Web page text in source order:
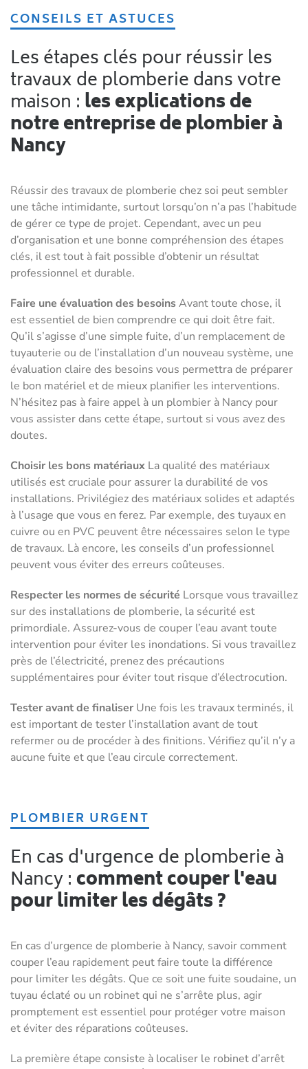
CONSEILS ET ASTUCES
Les étapes clés pour réussir les
travaux de plomberie dans votre
maison : les explications de
notre entreprise de plombier à
Nancy
Réussir des travaux de plomberie chez soi peut sembler
une tâche intimidante, surtout lorsqu’on n’a pas l’habitude
de gérer ce type de projet. Cependant, avec un peu
d’organisation et une bonne compréhension des étapes
clés, il est tout à fait possible d’obtenir un résultat
professionnel et durable.
Faire une évaluation des besoinsAvant toute chose, il
est essentiel de bien comprendre ce qui doit être fait.
Qu’il s’agisse d’une simple fuite, d’un remplacement de
tuyauterie ou de l’installation d’un nouveau système, une
évaluation claire des besoins vous permettra de préparer
le bon matériel et de mieux planifier les interventions.
N’hésitez pas à faire appel à un plombier à Nancy pour
vous assister dans cette étape, surtout si vous avez des
doutes.
Choisir les bons matériaux La qualité des matériaux
utilisés est cruciale pour assurer la durabilité de vos
installations. Privilégiez des matériaux solides et adaptés
à l’usage que vous en ferez. Par exemple, des tuyaux en
cuivre ou en PVC peuvent être nécessaires selon le type
de travaux. Là encore, les conseils d’un professionnel
peuvent vous éviter des erreurs coûteuses.
Respecter les normes de sécurité Lorsque vous travaillez
sur des installations de plomberie, la sécurité est
primordiale. Assurez-vous de couper l’eau avant toute
intervention pour éviter les inondations. Si vous travaillez
près de l’électricité, prenez des précautions
supplémentaires pour éviter tout risque d’électrocution.
Tester avant de finaliser Une fois les travaux terminés, il
est important de tester l’installation avant de tout
refermer ou de procéder à des finitions. Vérifiez qu’il n’y a
aucune fuite et que l’eau circule correctement.
PLOMBIER URGENT
En cas d'urgence de plomberie à
Nancy : comment couper l'eau
pour limiter les dégâts ?
En cas d’urgence de plomberie à Nancy, savoir comment
couper l’eau rapidement peut faire toute la différence
pour limiter les dégâts. Que ce soit une fuite soudaine, un
tuyau éclaté ou un robinet qui ne s’arrête plus, agir
promptement est essentiel pour protéger votre maison
et éviter des réparations coûteuses.
La première étape consiste à localiser le robinet d’arrêt